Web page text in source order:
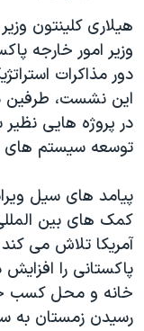
صفحه
اصلی
جهش
به
جستجو
جهان
ورزشی
گزیده‌ها
ویژه برنامه‌ها
ویدیوها
حقوق شهروندی
اقتصادی
علم و فناوری
اسرائیل در جنگ
صفحه‌های ویژه
جام جهانی ۲۰۲۶
عملیات خشم حماسی
۲۵۰سالگی آمریکا
بایگانی برنامه‌های
انتخابات ریاست جمهوری
حمله جمهوری
رمز مهسا
ورزش زنان در ایران
فرکانس‌های صدای
پخش رادیویی
یادگیری زبان
زبانهای مختلف
هیلاری کلینتون
وزیر امور خارجه
دور مذاکرات
این نشست، طرفین
در پروژه هایی
توسعه سیستم های
پیامد های سیل
کمک های بین
آمریکا تلاش می
پاکستانی را
خانه و محل کسب
رسیدن زمستان به